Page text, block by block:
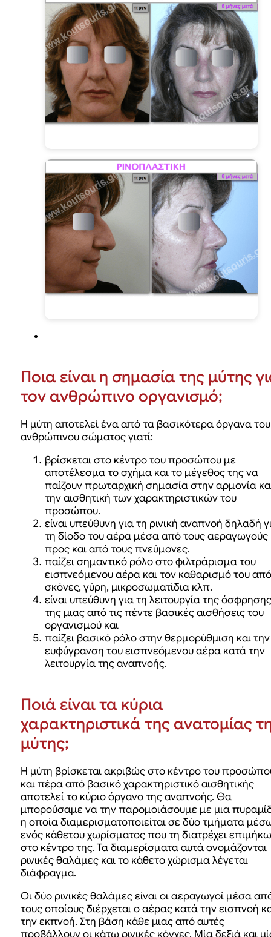
Ποια είναι η σημασία της μύτης
τον ανθρώπινο οργανισμό;
H μύτη αποτελεί ένα από τα βασικότερα όργανα του
ανθρώπινου σώματος γιατί:
βρίσκεται στο κέντρο του προσώπου με
αποτέλεσμα το σχήμα και το μέγεθος της να
παίζουν πρωταρχική σημασία στην αρμονία
την αισθητική των χαρακτηριστικών του
προσώπου.
είναι υπεύθυνη για τη ρινική αναπνοή δηλαδή
τη δίοδο του αέρα μέσα από τους αεραγωγούς
προς και από τους πνεύμονες.
παίζει σημαντικό ρόλο στο φιλτράρισμα του
εισπνεόμενου αέρα και τον καθαρισμό του από
σκόνες, γύρη, μικροσωματίδια κλπ.
είναι υπεύθυνη για τη λειτουργία της
της μιας από τις πέντε βασικές αισθήσεις του
οργανισμού και
παίζει βασικό ρόλο στην θερμορύθμιση και την
ευφύγρανση του εισπνεόμενου αέρα κατά την
λειτουργία της αναπνοής.
Ποιά είναι τα κύρια
χαρακτηριστικά της ανατομίας
μύτης;
Η μύτη βρίσκεται ακριβώς στο κέντρο του
και πέρα από βασικό χαρακτηριστικό αισθητικής
αποτελεί το κύριο όργανο της αναπνοής. Θα
μπορούσαμε να την παρομοιάσουμε με μια
η οποία διαμερισματοποιείται σε δύο τμήματα
ενός κάθετου χωρίσματος που τη διατρέχει
στο κέντρο της. Τα διαμερίσματα αυτά ονομάζονται
ρινικές θαλάμες και το κάθετο χώρισμα λέγεται
διάφραγμα.
Οι δύο ρινικές θαλάμες είναι οι αεραγωγοί μέσα
τους οποίους διέρχεται ο αέρας κατά την εισπνοή
την εκπνοή. Στη βάση κάθε μιας από αυτές
προβάλλουν οι κάτω ρινικές κόγχες. Μία δεξιά και